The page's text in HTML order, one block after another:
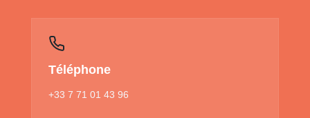
Téléphone
+33 7 71 01 43 96